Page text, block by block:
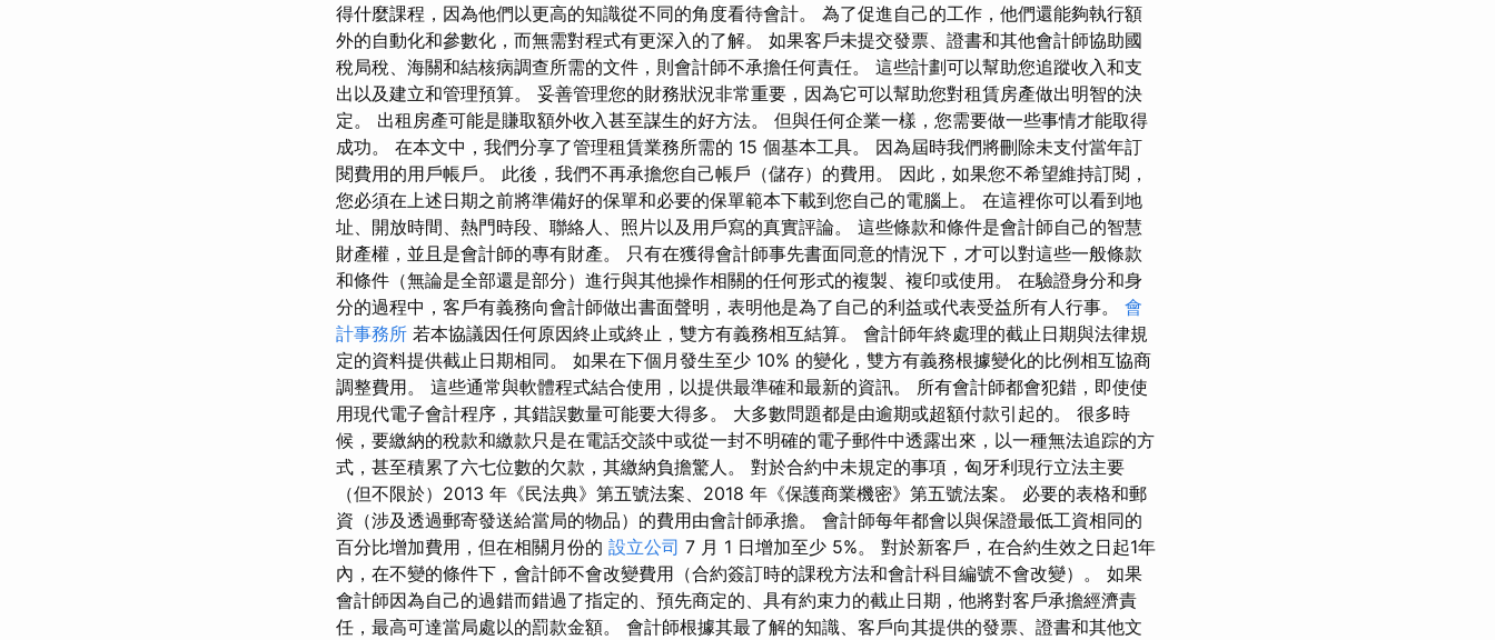
得什麼課程，因為他們以更高的知識從不同的角度看待會計。 為了促進自己的工作，他們還能夠執行額
外的自動化和參數化，而無需對程式有更深入的了解。 如果客戶未提交發票、證書和其他會計師協助國
稅局稅、海關和結核病調查所需的文件，則會計師不承擔任何責任。 這些計劃可以幫助您追蹤收入和支
出以及建立和管理預算。 妥善管理您的財務狀況非常重要，因為它可以幫助您對租賃房產做出明智的決
定。 出租房產可能是賺取額外收入甚至謀生的好方法。 但與任何企業一樣，您需要做一些事情才能取得
成功。 在本文中，我們分享了管理租賃業務所需的 15 個基本工具。 因為屆時我們將刪除未支付當年訂
閱費用的用戶帳戶。 此後，我們不再承擔您自己帳戶（儲存）的費用。 因此，如果您不希望維持訂閱，
您必須在上述日期之前將準備好的保單和必要的保單範本下載到您自己的電腦上。 在這裡你可以看到地
址、開放時間、熱門時段、聯絡人、照片以及用戶寫的真實評論。 這些條款和條件是會計師自己的智慧
財產權，並且是會計師的專有財產。 只有在獲得會計師事先書面同意的情況下，才可以對這些一般條款
和條件（無論是全部還是部分）進行與其他操作相關的任何形式的複製、複印或使用。 在驗證身分和身
分的過程中，客戶有義務向會計師做出書面聲明，表明他是為了自己的利益或代表受益所有人行事。 會
計事務所 若本協議因任何原因終止或終止，雙方有義務相互結算。 會計師年終處理的截止日期與法律規
定的資料提供截止日期相同。 如果在下個月發生至少 10% 的變化，雙方有義務根據變化的比例相互協商
調整費用。 這些通常與軟體程式結合使用，以提供最準確和最新的資訊。 所有會計師都會犯錯，即使使
用現代電子會計程序，其錯誤數量可能要大得多。 大多數問題都是由逾期或超額付款引起的。 很多時
候，要繳納的稅款和繳款只是在電話交談中或從一封不明確的電子郵件中透露出來，以一種無法追踪的方
式，甚至積累了六七位數的欠款，其繳納負擔驚人。 對於合約中未規定的事項，匈牙利現行立法主要
（但不限於）2013 年《民法典》第五號法案、2018 年《保護商業機密》第五號法案。 必要的表格和郵
資（涉及透過郵寄發送給當局的物品）的費用由會計師承擔。 會計師每年都會以與保證最低工資相同的
百分比增加費用，但在相關月份的 設立公司 7 月 1 日增加至少 5%。 對於新客戶，在合約生效之日起1年
內，在不變的條件下，會計師不會改變費用（合約簽訂時的課稅方法和會計科目編號不會改變）。 如果
會計師因為自己的過錯而錯過了指定的、預先商定的、具有約束力的截止日期，他將對客戶承擔經濟責
任，最高可達當局處以的罰款金額。 會計師根據其最了解的知識、客戶向其提供的發票、證書和其他文